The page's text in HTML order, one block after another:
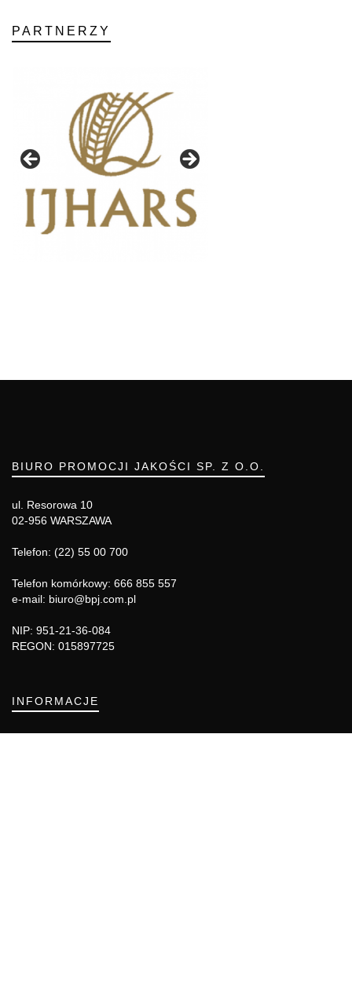
PARTNERZY
BIURO PROMOCJI JAKOŚCI SP. Z O.O.
ul. Resorowa 10
02-956 WARSZAWA
Telefon: (22) 55 00 700
Telefon komórkowy: 666 855 557
e-mail: biuro@bpj.com.pl
NIP: 951-21-36-084
REGON: 015897725
INFORMACJE